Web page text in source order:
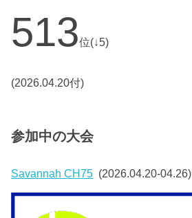
513位(↓5)
(2026.04.20付)
参加中の大会
Savannah CH75 (2026.04.20-04.26)